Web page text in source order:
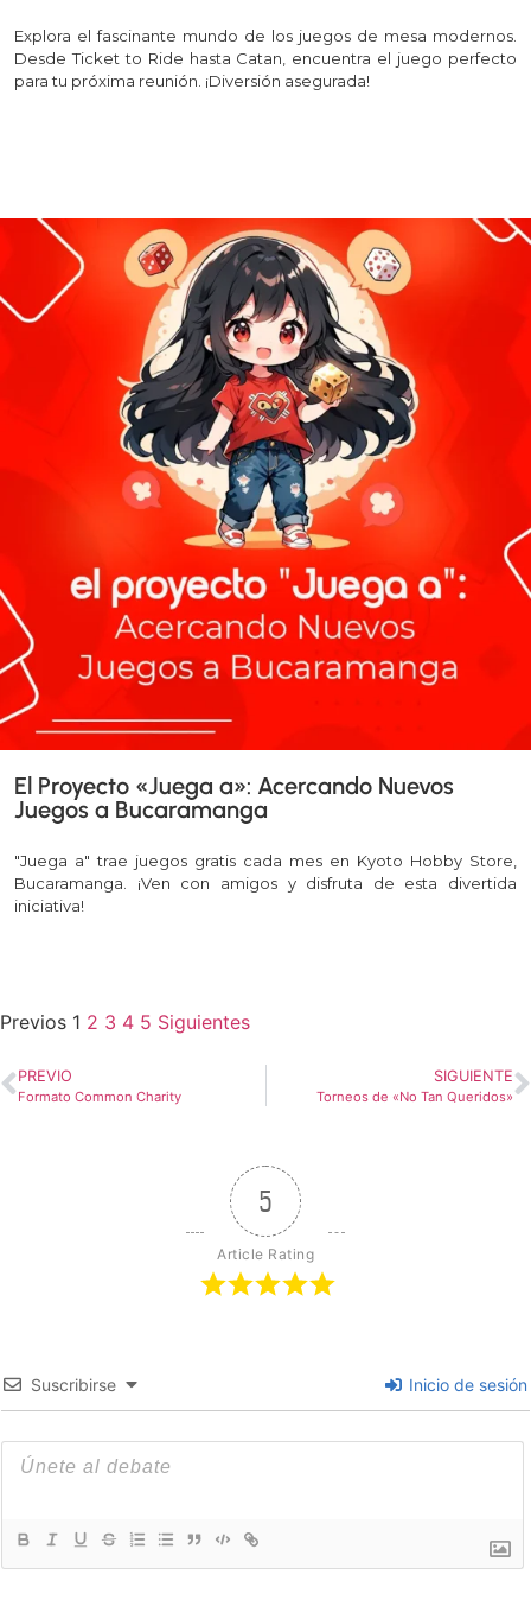
Explora el fascinante mundo de los juegos de mesa modernos.
Desde Ticket to Ride hasta Catan, encuentra el juego perfecto
para tu próxima reunión. ¡Diversión asegurada!
El Proyecto «Juega a»: Acercando Nuevos
Juegos a Bucaramanga
"Juega a" trae juegos gratis cada mes en Kyoto Hobby Store,
Bucaramanga. ¡Ven con amigos y disfruta de esta divertida
iniciativa!
Previos 1 2 3 4 5 Siguientes
PREVIO
Formato Common Charity
SIGUIENTE
Torneos de «No Tan Queridos»
5
Article Rating
Suscribirse Inicio de sesión